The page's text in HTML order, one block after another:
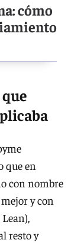
cómo
que en
con nombre
y con
resto y